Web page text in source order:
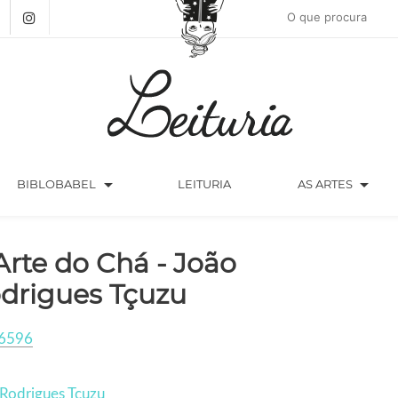
BIBLOBABEL arrow_drop_down LEITURIA AS ARTES arrow_drop_down
do Chá - João
Tçuzu
Tçuzu